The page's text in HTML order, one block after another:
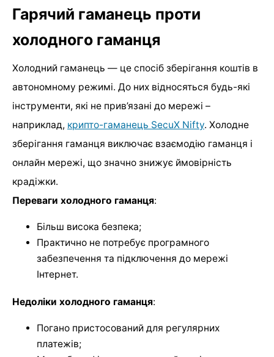
Гарячий гаманець проти
холодного гаманця
Холодний гаманець — це спосіб зберігання коштів в
автономному режимі. До них відносяться будь-які
інструменти, які не прив’язані до мережі –
наприклад, крипто-гаманець SecuX Nifty. Холодне
зберігання гаманця виключає взаємодію гаманця і
онлайн мережі, що значно знижує ймовірність
крадіжки.
Переваги холодного гаманця:
Більш висока безпека;
Практично не потребує програмного
забезпечення та підключення до мережі
Інтернет.
Недоліки холодного гаманця:
Погано пристосований для регулярних
платежів;